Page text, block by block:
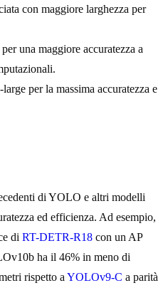
con maggiore larghezza per
una maggiore accuratezza a
per la massima accuratezza e
di YOLO e altri modelli
ed efficienza. Ad esempio,
di RT-DETR-R18 con un AP
ha il 46% in meno di
rispetto a YOLOv9-C a parità